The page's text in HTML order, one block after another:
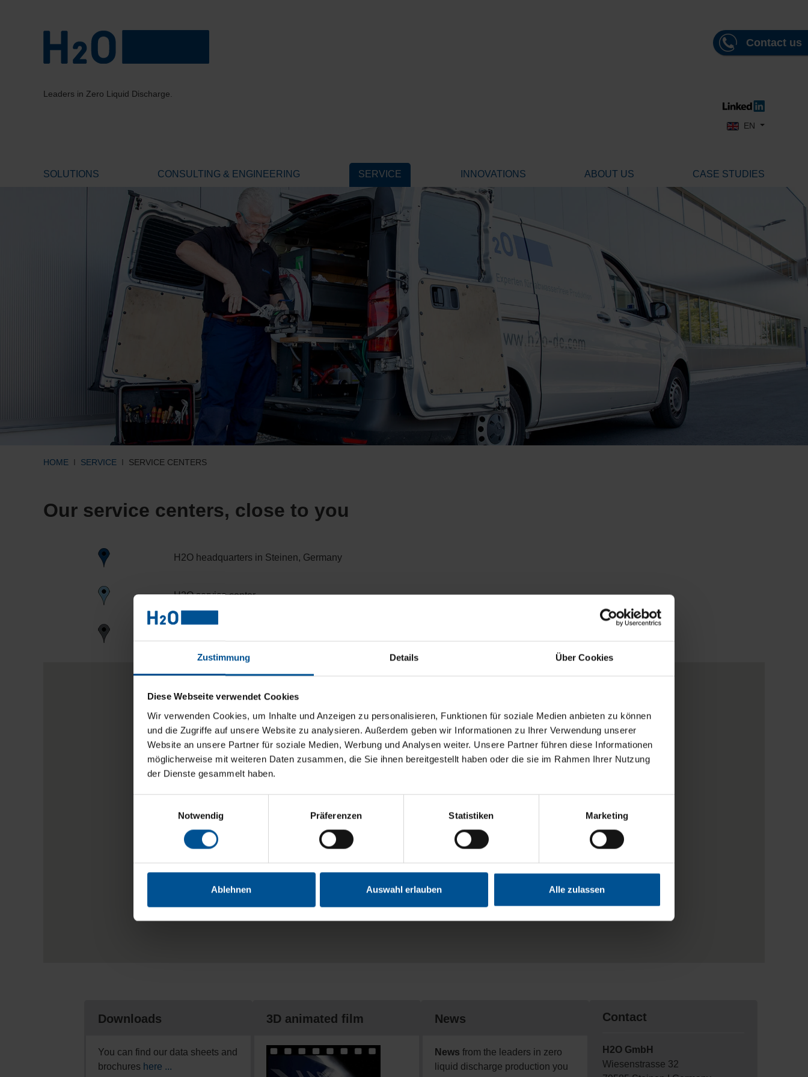
Zustimmung Details Über Cookies
Diese Webseite verwendet Cookies
Wir verwenden Cookies, um Inhalte und Anzeigen zu personalisieren, Funktionen für soziale Medien anbieten zu können
und die Zugriffe auf unsere Website zu analysieren. Außerdem geben wir Informationen zu Ihrer Verwendung unserer
Website an unsere Partner für soziale Medien, Werbung und Analysen weiter. Unsere Partner führen diese Informationen
möglicherweise mit weiteren Daten zusammen, die Sie ihnen bereitgestellt haben oder die sie im Rahmen Ihrer Nutzung
der Dienste gesammelt haben.
Notwendig
Präferenzen Statistiken Marketing
Ablehnen Auswahl erlauben Alle zulassen
Contact us
Leaders in Zero Liquid Discharge.
Select your language
EN
SOLUTIONS CONSULTING & ENGINEERING SERVICE INNOVATIONS ABOUT US CASE STUDIES
HOME SERVICE SERVICE CENTERS
Our service centers, close to you
H2O headquarters in Steinen, Germany
H2O service center
Contact
H2O GmbH
Wiesenstrasse 32
News
News from the leaders in zero
liquid discharge production you
3D animated film
Downloads
You can find our data sheets and
brochures here ...